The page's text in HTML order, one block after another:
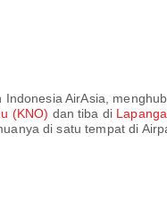
Indonesia AirAsia ,
(KNO) dan tiba di
di satu tempat di